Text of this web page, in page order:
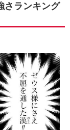
さランキング